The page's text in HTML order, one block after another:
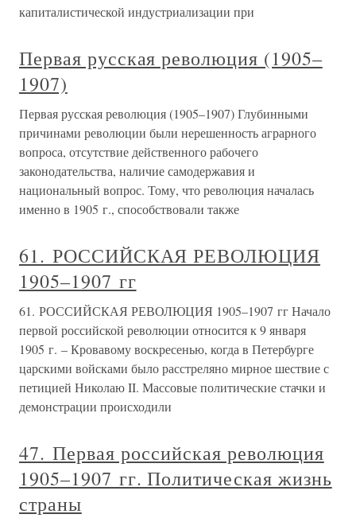
капиталистической индустриализации при
Первая русская революция (1905–
1907)
Первая русская революция (1905–1907) Глубинными
причинами революции были нерешенность аграрного
вопроса, отсутствие действенного рабочего
законодательства, наличие самодержавия и
национальный вопрос. Тому, что революция началась
именно в 1905 г., способствовали также
61. РОССИЙСКАЯ РЕВОЛЮЦИЯ
1905–1907 гг
61. РОССИЙСКАЯ РЕВОЛЮЦИЯ 1905–1907 гг Начало
первой российской революции относится к 9 января
1905 г. – Кровавому воскресенью, когда в Петербурге
царскими войсками было расстреляно мирное шествие с
петицией Николаю II. Массовые политические стачки и
демонстрации происходили
47. Первая российская революция
1905–1907 гг. Политическая жизнь
страны